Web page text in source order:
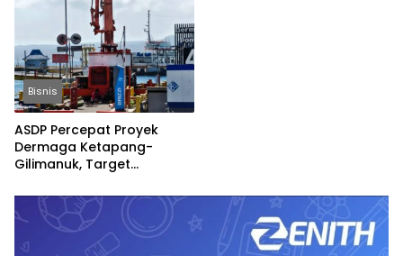
Bisnis
ASDP Percepat Proyek
Dermaga Ketapang-
Gilimanuk, Target
dan Lebaran